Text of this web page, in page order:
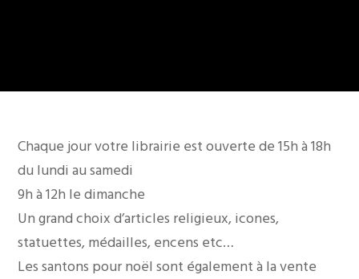
Chaque jour votre librairie est ouverte de 15h à 18h
du lundi au samedi
9h à 12h le dimanche
Un grand choix d’articles religieux, icones,
statuettes, médailles, encens etc…
Les santons pour noël sont également à la vente